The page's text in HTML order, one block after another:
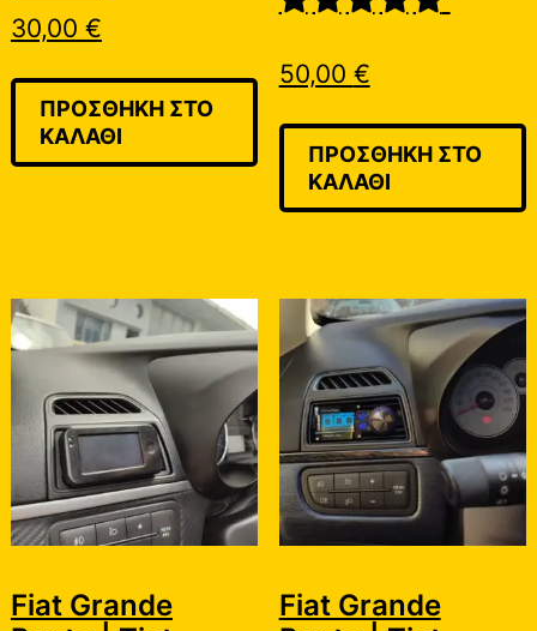
30,00 €
ΠΡΟΣΘΉΚΗ ΣΤΟ
ΚΑΛΆΘΙ
50,00 €
ΠΡΟΣΘΉΚΗ ΣΤΟ
ΚΑΛΆΘΙ
Fiat Grande
Fiat Grande